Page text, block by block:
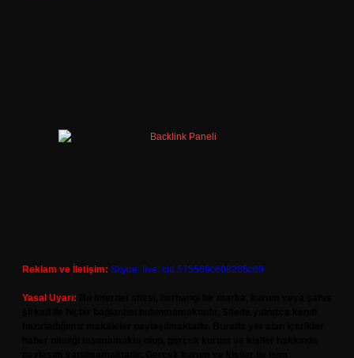
Reklam ve İletişim: Skype: live:.cid.575569c608265c69
Yasal Uyarı: